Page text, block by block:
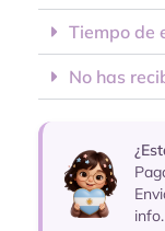
Tiempo de
No has
info.